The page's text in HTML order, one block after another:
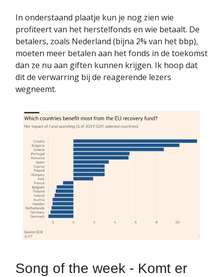
In onderstaand plaatje kun je nog zien wie
profiteert van het herstelfonds en wie betaalt. De
betalers, zoals Nederland (bijna 2% van het bbp),
moeten meer betalen aan het fonds in de toekomst
dan ze nu aan giften kunnen krijgen. Ik hoop dat
dit de verwarring bij de reagerende lezers
wegneemt.
Song of the week - Komt er